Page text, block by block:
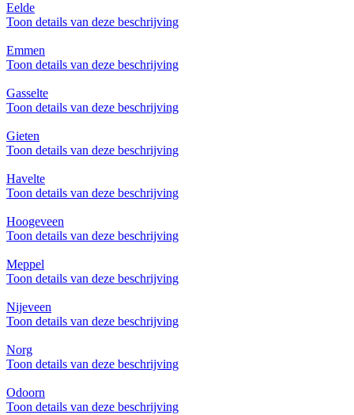
Eelde
Toon details van deze beschrijving
Emmen
Toon details van deze beschrijving
Gasselte
Toon details van deze beschrijving
Gieten
Toon details van deze beschrijving
Havelte
Toon details van deze beschrijving
Hoogeveen
Toon details van deze beschrijving
Meppel
Toon details van deze beschrijving
Nijeveen
Toon details van deze beschrijving
Norg
Toon details van deze beschrijving
Odoorn
Toon details van deze beschrijving